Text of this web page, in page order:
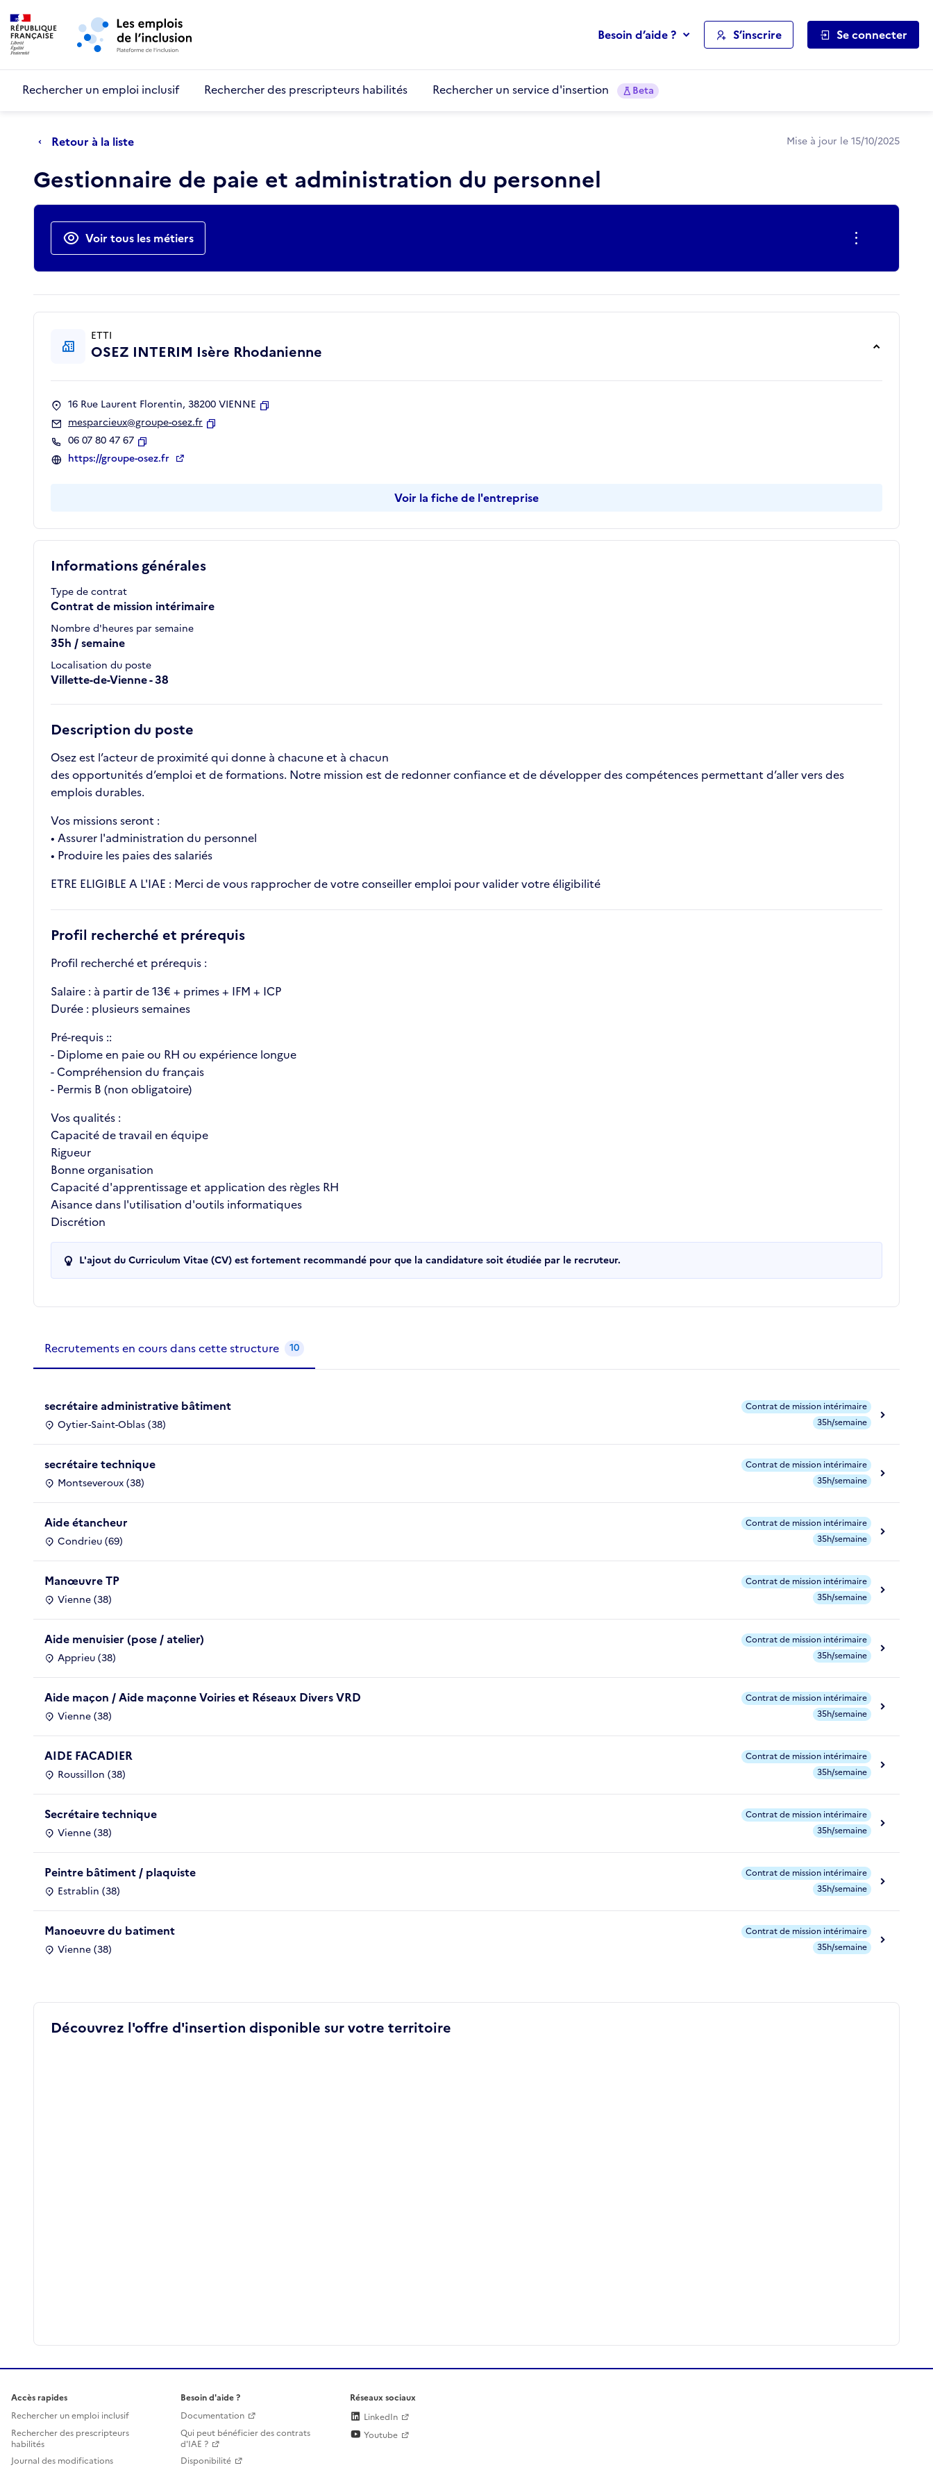
Aller au menu principal
Besoin d’aide ? S’inscrire Se connecter
Rechercher un emploi inclusif Rechercher des prescripteurs habilités Rechercher un service d'insertion Beta
Retour à la liste Mise à jour le 15/10/2025
Gestionnaire de paie et administration du personnel
Actions rapides
Voir tous les métiers
Informations générales
Type de contrat
Contrat de mission intérimaire
Nombre d'heures par semaine
35h / semaine
Localisation du poste
Villette-de-Vienne - 38
Description du poste
Osez est l’acteur de proximité qui donne à chacune et à chacun
des opportunités d’emploi et de formations. Notre mission est de redonner confiance et de développer des compétences permettant d’aller vers des
emplois durables.
Vos missions seront :
• Assurer l'administration du personnel
• Produire les paies des salariés
ETRE ELIGIBLE A L'IAE : Merci de vous rapprocher de votre conseiller emploi pour valider votre éligibilité
Profil recherché et prérequis
Profil recherché et prérequis :
Salaire : à partir de 13€ + primes + IFM + ICP
Durée : plusieurs semaines
Pré-requis ::
- Diplome en paie ou RH ou expérience longue
- Compréhension du français
- Permis B (non obligatoire)
Vos qualités :
Capacité de travail en équipe
Rigueur
Bonne organisation
Capacité d'apprentissage et application des règles RH
Aisance dans l'utilisation d'outils informatiques
Discrétion
L'ajout du Curriculum Vitae (CV) est fortement recommandé pour que la candidature soit étudiée par le recruteur.
ETTI
OSEZ INTERIM Isère Rhodanienne
16 Rue Laurent Florentin, 38200 VIENNE
mesparcieux@groupe-osez.fr
06 07 80 47 67
Copier
https://groupe-osez.fr
Voir la fiche de l'entreprise
Recrutements de la structure
Recrutements en cours dans cette structure 10
secrétaire administrative bâtiment
Oytier-Saint-Oblas (38)
Contrat de mission intérimaire
35h/semaine
secrétaire technique
Montseveroux (38)
Contrat de mission intérimaire
35h/semaine
Aide étancheur
Condrieu (69)
Contrat de mission intérimaire
35h/semaine
Manœuvre TP
Vienne (38)
Contrat de mission intérimaire
35h/semaine
Aide menuisier (pose / atelier)
Apprieu (38)
Contrat de mission intérimaire
35h/semaine
Aide maçon / Aide maçonne Voiries et Réseaux Divers VRD
Vienne (38)
Contrat de mission intérimaire
35h/semaine
AIDE FACADIER
Roussillon (38)
Contrat de mission intérimaire
35h/semaine
Secrétaire technique
Vienne (38)
Contrat de mission intérimaire
35h/semaine
Peintre bâtiment / plaquiste
Estrablin (38)
Contrat de mission intérimaire
35h/semaine
Manoeuvre du batiment
Vienne (38)
Contrat de mission intérimaire
35h/semaine
Découvrez l'offre d'insertion disponible sur votre territoire
Accès rapides
Rechercher un emploi inclusif
Rechercher des prescripteurs
habilités
Journal des modifications
Besoin d'aide ?
Documentation
Qui peut bénéficier des contrats
d'IAE ?
Disponibilité
Réseaux sociaux
LinkedIn
Youtube